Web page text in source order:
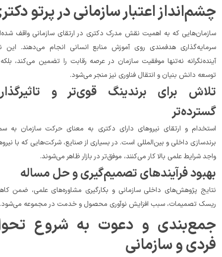
سازمانی در پرتو دکتری
سازمان‌هایی که به اهمیت نقش مدرک دکتری در ارتقای سازمانی واقف شده‌اند،
آینده‌نگرانه نه‌تنها موفقیت سازمان در عرصه رقابت را تضمین می‌کند، بلکه به
دانش بنیان و انتقال فناوری نیز منجر می‌شود.
تلاش برای برندینگ قوی‌تر و تاثیرگذاری
استخدام و ارتقای نیروهای دارای دکتری به معنای حرکت سازمان به سمت
برندسازی داخلی و بین‌المللی است. در بسیاری از صنایع، شرکت‌هایی که با نیروهای
علمی بالا کار می‌کنند، موفق‌تر در بازار ظاهر می‌شوند.
فرآیندهای تصمیم‌گیری و حل مساله
نتایج پژوهش‌های داخلی سازمانی و بکارگیری مشاوره‌های علمی، ضمن کاهش
تصمیمات، سبب افزایش نوآوری محصول و خدمت در مجموعه می‌شود.
جمع‌بندی و دعوت به شروع تحول
و سازمانی